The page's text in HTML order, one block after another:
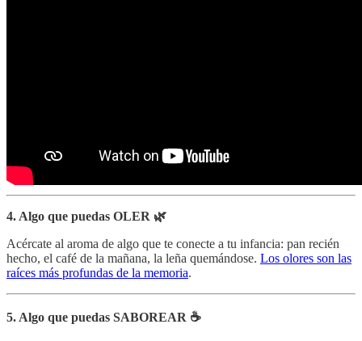
4. Algo que puedas OLER 🌿
Acércate al aroma de algo que te conecte a tu infancia: pan recién
hecho, el café de la mañana, la leña quemándose. Los olores son las
raíces más profundas de la memoria.
5. Algo que puedas SABOREAR ☕